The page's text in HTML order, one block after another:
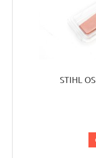
STIHL